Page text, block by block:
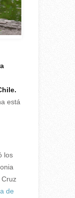
está
los
de